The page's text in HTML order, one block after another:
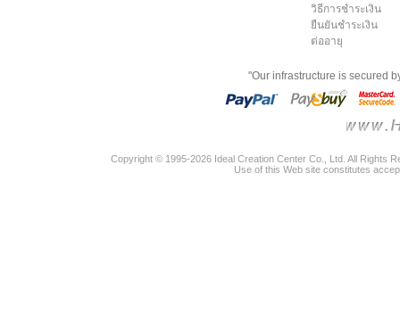
วิธีการชำระเงิน
ยืนยันชำระเงิน
ต่ออายุ
"Our infrastructure is secured
Copyright © 1995-2026 Ideal Creation Center Co., Ltd. All Rights
Use of this Web site constitutes